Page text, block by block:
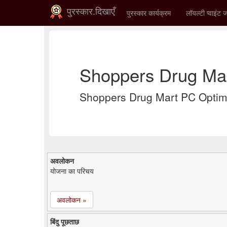
पुरस्कार.दिखाएँ पुरस्कार कार्यक्रम लॉयल्टी प्वाइंट
Shoppers Drug
Shoppers Drug Mart PC
अवलोकन
योजना का परिचय
अवलोकन »
बिंदु पूछताछ